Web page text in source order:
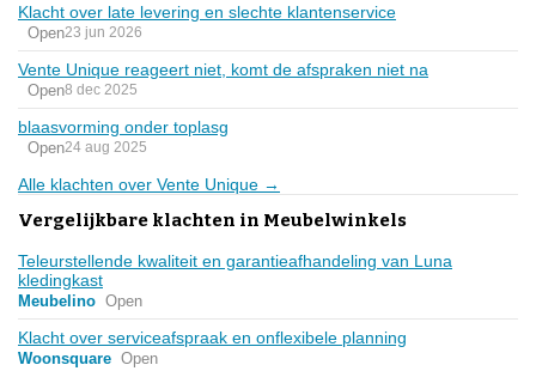
Klacht over late levering en slechte klantenservice
Open23 jun 2026
Vente Unique reageert niet, komt de afspraken niet na
Open8 dec 2025
blaasvorming onder toplasg
Open24 aug 2025
Alle klachten over Vente Unique →
Vergelijkbare klachten in Meubelwinkels
Teleurstellende kwaliteit en garantieafhandeling van Luna
kledingkast
Meubelino Open
Klacht over serviceafspraak en onflexibele planning
Woonsquare Open